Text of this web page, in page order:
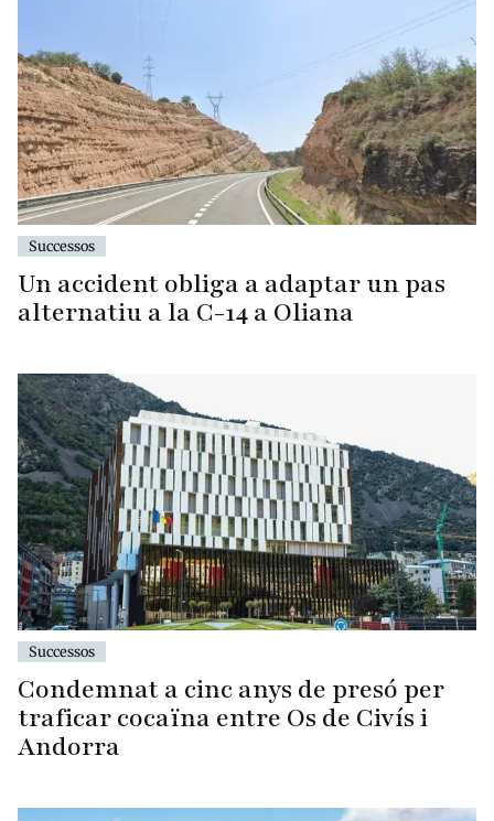
Successos
Un accident obliga a adaptar un pas
alternatiu a la C-14 a Oliana
Successos
Condemnat a cinc anys de presó per
traficar cocaïna entre Os de Civís i
Andorra